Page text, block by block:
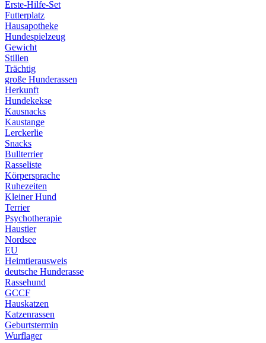
Erste-Hilfe-Set
Futterplatz
Hausapotheke
Hundespielzeug
Gewicht
Stillen
Trächtig
große Hunderassen
Herkunft
Hundekekse
Kausnacks
Kaustange
Lerckerlie
Snacks
Bullterrier
Rasseliste
Körpersprache
Ruhezeiten
Kleiner Hund
Terrier
Psychotherapie
Haustier
Nordsee
EU
Heimtierausweis
deutsche Hunderasse
Rassehund
GCCF
Hauskatzen
Katzenrassen
Geburtstermin
Wurflager